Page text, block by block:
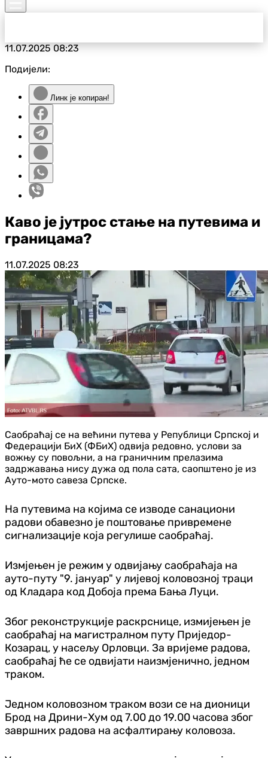
11.07.202508:23
Подијели:
Линк је копиран!
Каво је јутрос стање на путевима и
границама?
11.07.2025 08:23
Саобраћај се на већини путева у Републици Српској и
Федерацији БиХ (ФБиХ) одвија редовно, услови за
вожњу су повољни, а на граничним прелазима
задржавања нису дужа од пола сата, саопштено је из
Ауто-мото савеза Српске.
На путевима на којима се изводе санациони
радови обавезно је поштовање привремене
сигнализације која регулише саобраћај.
Измјењен је режим у одвијању саобраћаја на
ауто-путу "9. јануар" у лијевој коловозној траци
од Кладара код Добоја према Бања Луци.
Због реконструкције раскрснице, измијењен је
саобраћај на магистралном путу Приједор-
Козарац, у насељу Орловци. За вријеме радова,
саобраћај ће се одвијати наизмјенично, једном
траком.
Једном коловозном траком вози се на дионици
Брод на Дрини-Хум од 7.00 до 19.00 часова због
завршних радова на асфалтирању коловоза.